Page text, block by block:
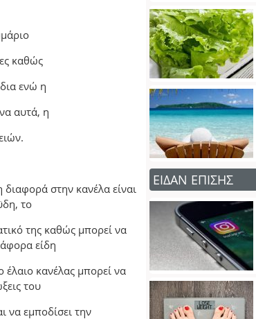
καθώς
ενώ η
αυτά, η
στην κανέλα είναι
το
της καθώς μπορεί να
είδη
κανέλας μπορεί να
του
να εμποδίσει την
ΕΙΔΑΝ ΕΠΙΣΗΣ